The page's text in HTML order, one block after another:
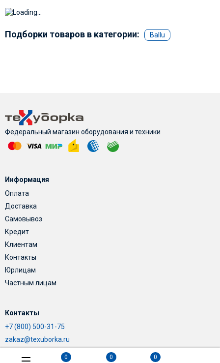
Подборки товаров в категории: Ballu
Федеральный магазин оборудования и техники
Информация
Оплата
Доставка
Самовывоз
Кредит
Клиентам
Контакты
Юрлицам
Частным лицам
Контакты
+7 (800) 500-31-75
zakaz@texuborka.ru
0 0 0